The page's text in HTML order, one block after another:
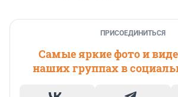
ПРИСОЕДИНИТЬСЯ
Самые яркие фото и
наших группах в